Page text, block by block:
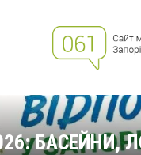
БАСЕЙНИ,